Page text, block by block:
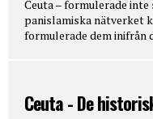
Ceuta – formulerade
panislamiska nätverket
formulerade dem inifrån
Ceuta - De